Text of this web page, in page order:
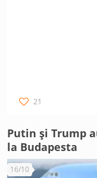
21
Putin și Trump
la Budapesta
16/10